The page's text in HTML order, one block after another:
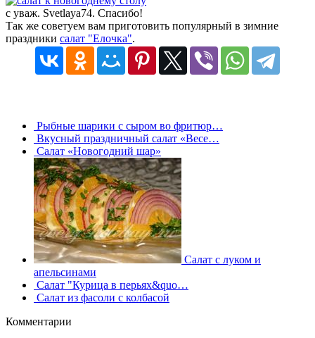
с уваж. Svetlaya74. Спасибо!
Так же советуем вам приготовить популярный в зимние
праздники салат "Елочка".
Рыбные шарики с сыром во фритюр…
Вкусный праздничный салат «Весе…
Салат «Новогодний шар»
Салат с луком и
апельсинами
Салат "Курица в перьях&quo…
Салат из фасоли с колбасой
Комментарии